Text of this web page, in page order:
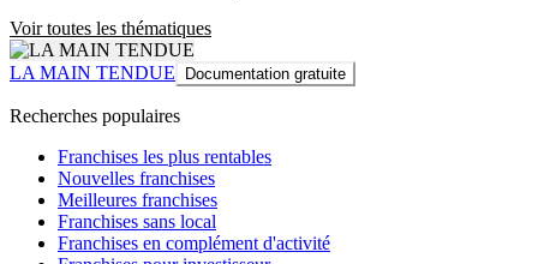
Voir toutes les thématiques
LA MAIN TENDUE Documentation gratuite
Recherches populaires
Franchises les plus rentables
Nouvelles franchises
Meilleures franchises
Franchises sans local
Franchises en complément d'activité